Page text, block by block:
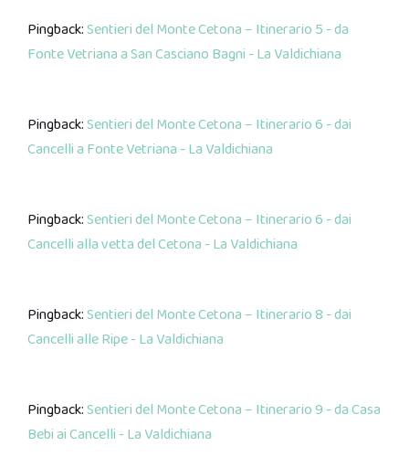
Pingback:Sentieri del Monte Cetona – Itinerario 5 - da
Fonte Vetriana a San Casciano Bagni - La Valdichiana
Pingback:Sentieri del Monte Cetona – Itinerario 6 - dai
Cancelli a Fonte Vetriana - La Valdichiana
Pingback:Sentieri del Monte Cetona – Itinerario 6 - dai
Cancelli alla vetta del Cetona - La Valdichiana
Pingback:Sentieri del Monte Cetona – Itinerario 8 - dai
Cancelli alle Ripe - La Valdichiana
Pingback:Sentieri del Monte Cetona – Itinerario 9 - da Casa
Bebi ai Cancelli - La Valdichiana